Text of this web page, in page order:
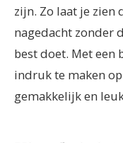
zijn. Zo laat je
nagedacht zonder
best doet. Met een
indruk te maken
gemakkelijk en